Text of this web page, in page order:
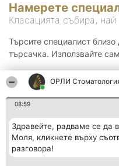
ОРЛИ
08:59
Здравейте, радваме се да
Моля, кликнете върху
разговора!
Намерете
Класацията събира,
Търсите специалист
търсачка. Използвайте